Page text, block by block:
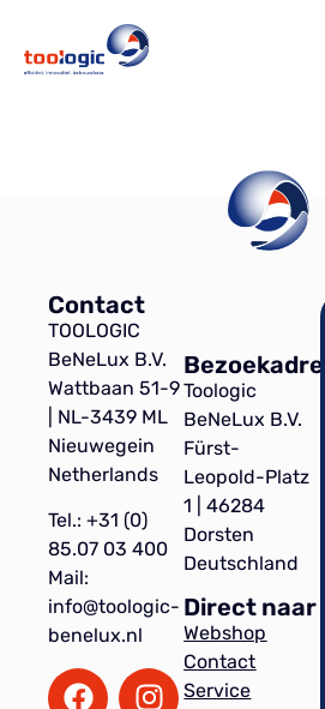
Contact
TOOLOGIC
BeNeLux B.V.
Wattbaan 51-9
| NL-3439 ML
Nieuwegein
Netherlands
Tel.: +31 (0)
85.07 03 400
Mail:
info@toologic-
benelux.nl
Bezoekadres
Toologic
BeNeLux B.V.
Fürst-
Leopold-Platz
1 | 46284
Dorsten
Deutschland
Direct naar
Webshop
Contact
Service